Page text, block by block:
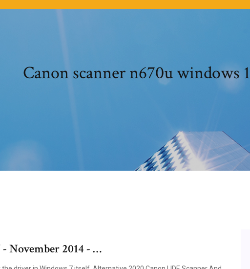
Canon scanner n670u windows
November 2014 - …